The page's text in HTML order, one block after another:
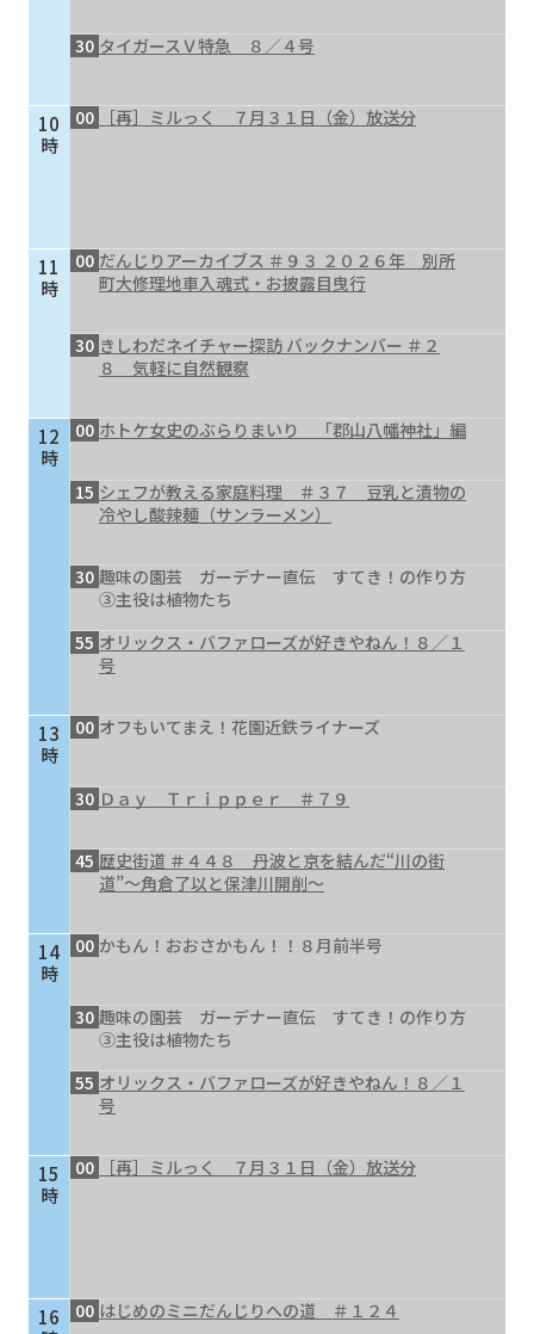
10
時
11
時
12
時
13
時
14
時
15
時
16
30 タイガースＶ特急 ８／４号
00 ［再］ミルっく ７月３１日（金）放送分
00 だんじりアーカイブス ＃９３ ２０２６年 別所
町大修理地車入魂式・お披露目曳行
30 きしわだネイチャー探訪 バックナンバー ＃２
８ 気軽に自然観察
00 ホトケ女史のぶらりまいり 「郡山八幡神社」編
15 シェフが教える家庭料理 ＃３７ 豆乳と漬物の
冷やし酸辣麺（サンラーメン）
30 趣味の園芸 ガーデナー直伝 すてき！の作り方
③主役は植物たち
55 オリックス・バファローズが好きやねん！８／１
号
00 オフもいてまえ！花園近鉄ライナーズ
30 Ｄａｙ Ｔｒｉｐｐｅｒ ＃７９
45 歴史街道 ＃４４８ 丹波と京を結んだ“川の街
道”～角倉了以と保津川開削～
00 かもん！おおさかもん！！８月前半号
30 趣味の園芸 ガーデナー直伝 すてき！の作り方
③主役は植物たち
55 オリックス・バファローズが好きやねん！８／１
号
00 ［再］ミルっく ７月３１日（金）放送分
00 はじめのミニだんじりへの道 ＃１２４